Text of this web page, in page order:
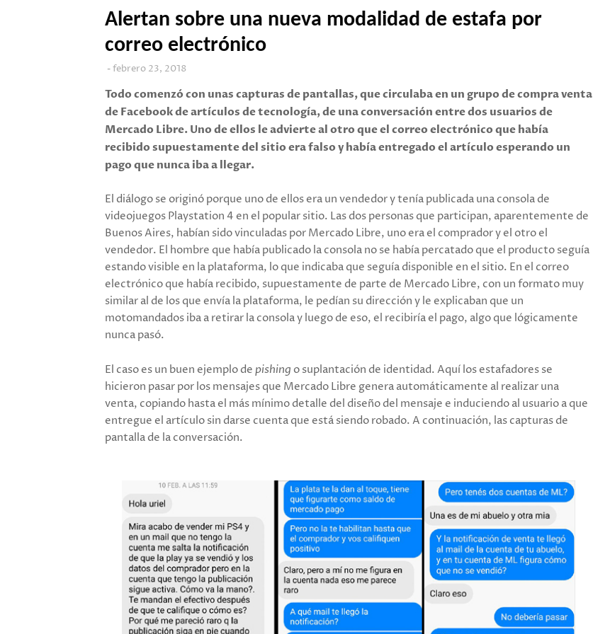
Alertan sobre una nueva modalidad de estafa por
correo electrónico
febrero 23, 2018
Todo comenzó con unas capturas de pantallas, que circulaba en un grupo de compra venta
de Facebook de artículos de tecnología, de una conversación entre dos usuarios de
Mercado Libre. Uno de ellos le advierte al otro que el correo electrónico que había
recibido supuestamente del sitio era falso y había entregado el artículo esperando un
pago que nunca iba a llegar.
El diálogo se originó porque uno de ellos era un vendedor y tenía publicada una consola de
videojuegos Playstation 4 en el popular sitio. Las dos personas que participan, aparentemente de
Buenos Aires, habían sido vinculadas por Mercado Libre, uno era el comprador y el otro el
vendedor. El hombre que había publicado la consola no se había percatado que el producto seguía
estando visible en la plataforma, lo que indicaba que seguía disponible en el sitio. En el correo
electrónico que había recibido, supuestamente de parte de Mercado Libre, con un formato muy
similar al de los que envía la plataforma, le pedían su dirección y le explicaban que un
motomandados iba a retirar la consola y luego de eso, el recibiría el pago, algo que lógicamente
nunca pasó.
El caso es un buen ejemplo de pishing o suplantación de identidad. Aquí los estafadores se
hicieron pasar por los mensajes que Mercado Libre genera automáticamente al realizar una
venta, copiando hasta el más mínimo detalle del diseño del mensaje e induciendo al usuario a que
entregue el artículo sin darse cuenta que está siendo robado. A continuación, las capturas de
pantalla de la conversación.